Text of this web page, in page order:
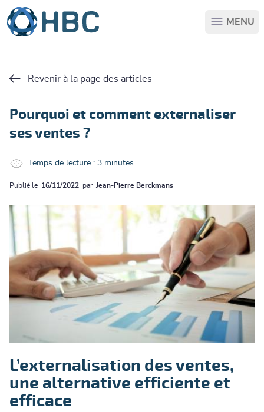
Passer au contenu principal
MENU
Revenir à la page des articles
Pourquoi et comment externaliser
ses ventes ?
Temps de lecture : 3 minutes
Publié le 16/11/2022 par Jean-Pierre Berckmans
L’externalisation des ventes,
une alternative efficiente et
efficace